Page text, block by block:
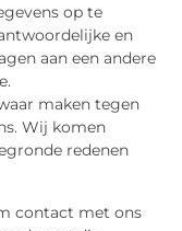
op te
en
aan een andere
maken tegen
Wij komen
redenen
contact met ons